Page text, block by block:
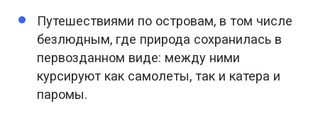
Путешествиями по островам, в том числе
безлюдным, где природа сохранилась в
первозданном виде: между ними
курсируют как самолеты, так и катера и
паромы.